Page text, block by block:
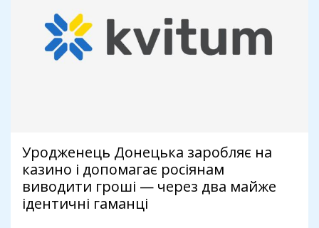
Уродженець Донецька заробляє на
казино і допомагає росіянам
виводити гроші — через два майже
ідентичні гаманці